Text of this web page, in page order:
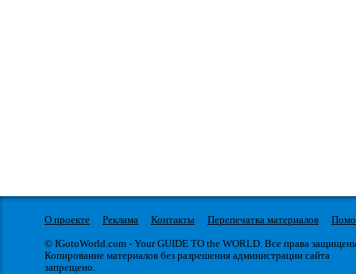
О проекте Реклама Контакты Перепечатка материалов
© IGotoWorld.com - Your GUIDE TO the WORLD. Все права
Копирование материалов без разрешения администрации сайта
запрещено.